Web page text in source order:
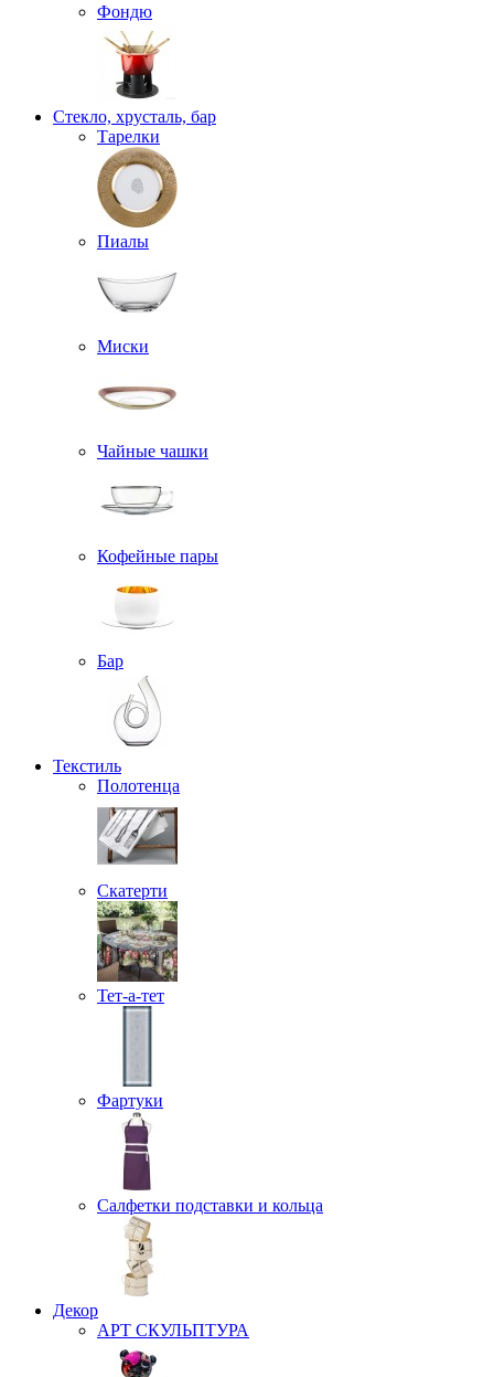
Фондю
Стекло, хрусталь, бар
Тарелки
Пиалы
Миски
Чайные чашки
Кофейные пары
Бар
Текстиль
Полотенца
Скатерти
Тет-а-тет
Фартуки
Салфетки подставки и кольца
Декор
АРТ СКУЛЬПТУРА